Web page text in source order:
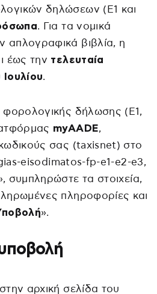
δηλώσεων (Ε1 και
. Για τα νομικά
βιβλία, η
έως την τελευταία
.
φορολογικής δήλωσης (Ε1,
myAADE,
σας (taxisnet) στο
eisodimatos-fp-e1-e2-e3,
συμπληρώστε τα στοιχεία,
πληροφορίες και
».
αρχική σελίδα του